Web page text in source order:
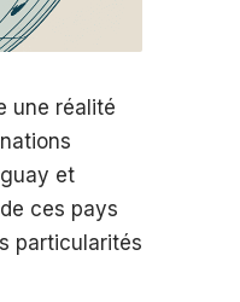
une réalité
et
ces pays
particularités